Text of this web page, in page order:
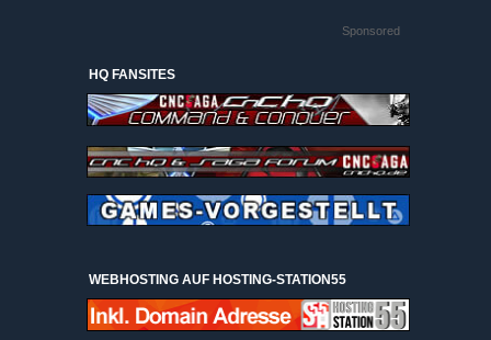
Sponsored
HQ FANSITES
WEBHOSTING AUF HOSTING-STATION55